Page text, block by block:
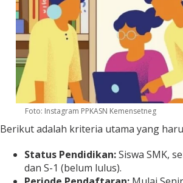
Foto: Instagram PPKASN Kemensetneg
Berikut adalah kriteria utama yang
Status Pendidikan:Siswa SMK,
dan S-1 (belum lulus).